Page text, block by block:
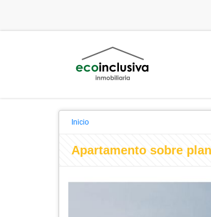
Inicio
Apartamento sobre